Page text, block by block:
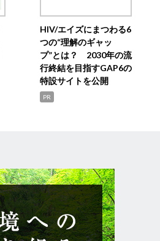
HIV/エイズにまつわる6
つの“理解のギャッ
プ”とは？ 2030年の流
行終結を目指すGAP6の
特設サイトを公開
PR